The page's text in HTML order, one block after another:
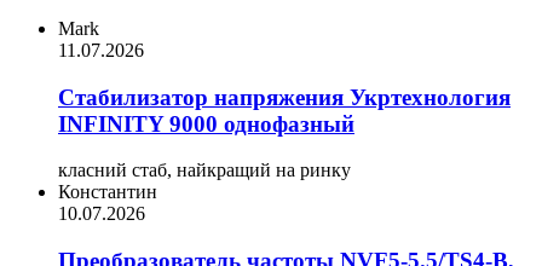
Mark
11.07.2026
Стабилизатор напряжения Укртехнология
INFINITY 9000 однофазный
класний стаб, найкращий на ринку
Константин
10.07.2026
Преобразователь частоты NVF5-5.5/TS4-B,